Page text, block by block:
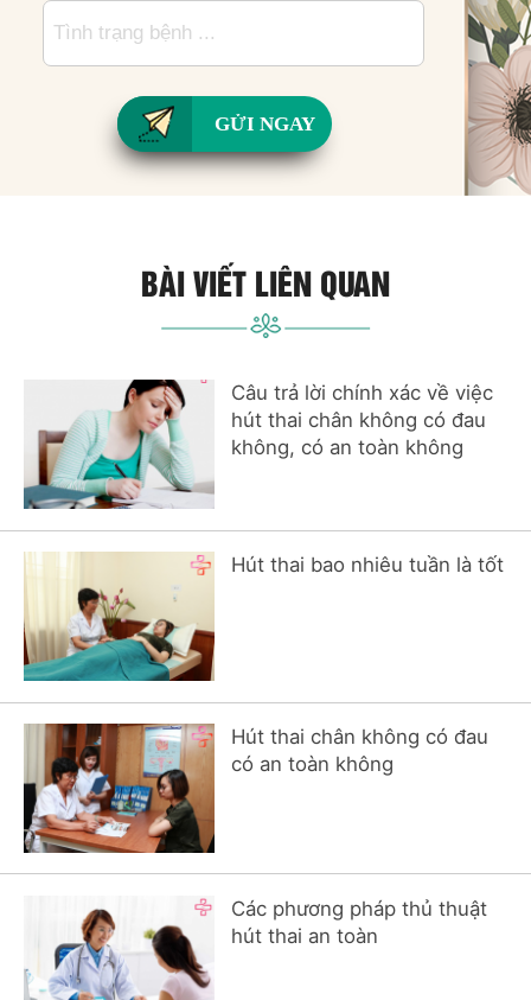
GỬI NGAY
BÀI VIẾT LIÊN QUAN
Câu trả lời chính xác về việc
hút thai chân không có đau
không, có an toàn không
Hút thai bao nhiêu tuần là tốt
Hút thai chân không có đau
có an toàn không
Các phương pháp thủ thuật
hút thai an toàn